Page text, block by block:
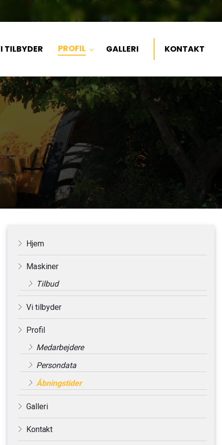
TILBYDER PROFIL GALLERI KONTAKT
Primær
navigation
Hjem
Maskiner
Tilbud
Vi tilbyder
Profil
Medarbejdere
Persondata
Åbningstider
Galleri
Kontakt